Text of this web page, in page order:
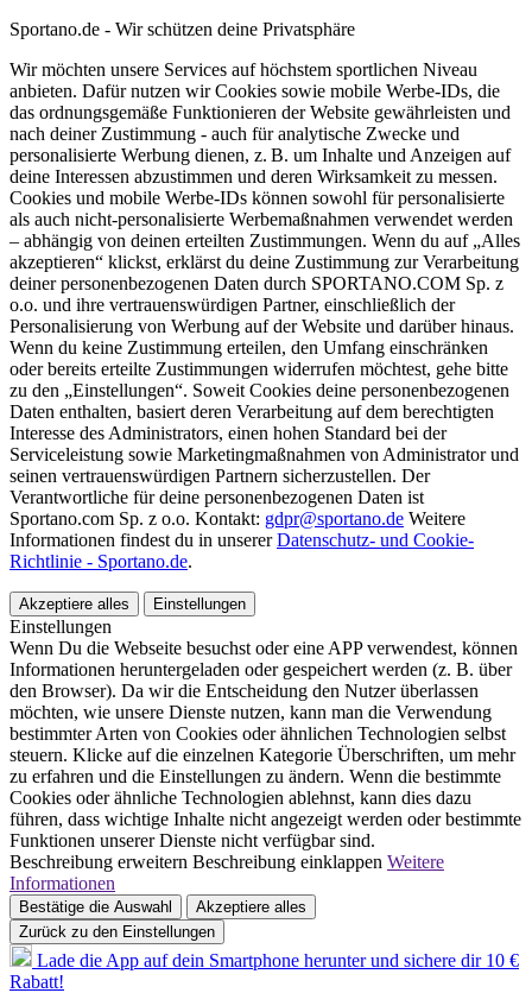
Sportano.de - Wir schützen deine Privatsphäre
Wir möchten unsere Services auf höchstem sportlichen Niveau
anbieten. Dafür nutzen wir Cookies sowie mobile Werbe-IDs, die
das ordnungsgemäße Funktionieren der Website gewährleisten und
nach deiner Zustimmung - auch für analytische Zwecke und
personalisierte Werbung dienen, z. B. um Inhalte und Anzeigen auf
deine Interessen abzustimmen und deren Wirksamkeit zu messen.
Cookies und mobile Werbe-IDs können sowohl für personalisierte
als auch nicht-personalisierte Werbemaßnahmen verwendet werden
– abhängig von deinen erteilten Zustimmungen. Wenn du auf „Alles
akzeptieren“ klickst, erklärst du deine Zustimmung zur Verarbeitung
deiner personenbezogenen Daten durch SPORTANO.COM Sp. z
o.o. und ihre vertrauenswürdigen Partner, einschließlich der
Personalisierung von Werbung auf der Website und darüber hinaus.
Wenn du keine Zustimmung erteilen, den Umfang einschränken
oder bereits erteilte Zustimmungen widerrufen möchtest, gehe bitte
zu den „Einstellungen“. Soweit Cookies deine personenbezogenen
Daten enthalten, basiert deren Verarbeitung auf dem berechtigten
Interesse des Administrators, einen hohen Standard bei der
Serviceleistung sowie Marketingmaßnahmen von Administrator und
seinen vertrauenswürdigen Partnern sicherzustellen. Der
Verantwortliche für deine personenbezogenen Daten ist
Sportano.com Sp. z o.o. Kontakt: gdpr@sportano.de Weitere
Informationen findest du in unsererDatenschutz- und Cookie-
Richtlinie - Sportano.de.
Akzeptiere alles Einstellungen
Einstellungen
Wenn Du die Webseite besuchst oder eine APP verwendest, können
Informationen heruntergeladen oder gespeichert werden (z. B. über
den Browser). Da wir die Entscheidung den Nutzer überlassen
möchten, wie unsere Dienste nutzen, kann man die Verwendung
bestimmter Arten von Cookies oder ähnlichen Technologien selbst
steuern. Klicke auf die einzelnen Kategorie Überschriften, um mehr
zu erfahren und die Einstellungen zu ändern. Wenn die bestimmte
Cookies oder ähnliche Technologien ablehnst, kann dies dazu
führen, dass wichtige Inhalte nicht angezeigt werden oder bestimmte
Funktionen unserer Dienste nicht verfügbar sind.
Beschreibung erweitern Beschreibung einklappen Weitere
Informationen
Bestätige die Auswahl
Akzeptiere alles
Zurück zu den Einstellungen
Lade die App auf dein Smartphone herunter und sichere dir 10 €
Rabatt!